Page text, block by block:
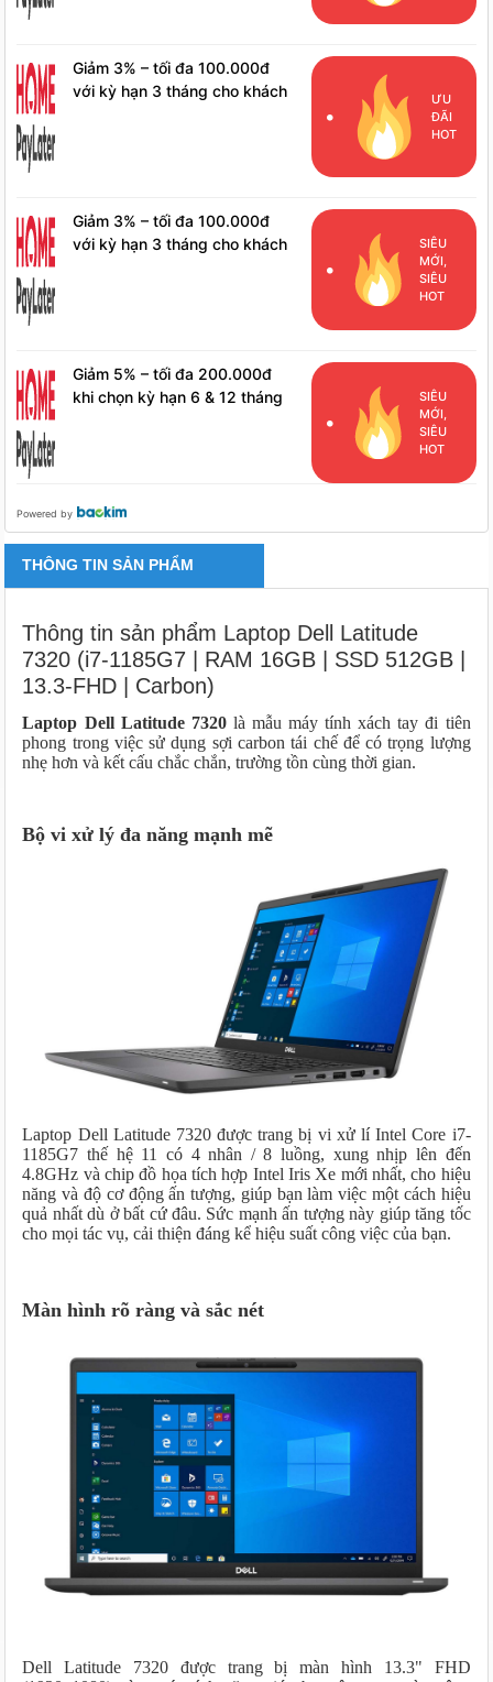
Giảm 3% – tối đa 100.000đ
với kỳ hạn 3 tháng cho khách
ƯU
ĐÃI
HOT
Giảm 3% – tối đa 100.000đ
với kỳ hạn 3 tháng cho khách
SIÊU
MỚI,
SIÊU
HOT
Giảm 5% – tối đa 200.000đ
khi chọn kỳ hạn 6 & 12 tháng
SIÊU
MỚI,
SIÊU
HOT
Powered by
THÔNG TIN SẢN PHẨM
Thông tin sản phẩm Laptop Dell Latitude
7320 (i7-1185G7 | RAM 16GB | SSD 512GB |
13.3-FHD | Carbon)
Laptop Dell Latitude 7320là mẫu máy tính xách tayđi tiên
phong trong việc sử dụng sợi carbon tái chế để có trọng lượng
nhẹ hơn và kết cấu chắc chắn, trường tồn cùng thời gian.
Bộ vi xử lý đa năng mạnh mẽ
Laptop Dell Latitude 7320 được trang bị vi xử lí Intel Core i7-
1185G7 thế hệ 11 có 4 nhân / 8 luồng, xung nhịp lên đến
4.8GHz và chip đồ họa tích hợp Intel Iris Xe mới nhất, cho hiệu
năng và độ cơ động ấn tượng, giúp bạn làm việc một cách hiệu
quả nhất dù ở bất cứ đâu. Sức mạnh ấn tượng này giúp tăng tốc
cho mọi tác vụ, cải thiện đáng kể hiệu suất công việc của bạn.
Màn hình rõ ràng và sắc nét
Dell Latitude 7320 được trang bị màn hình 13.3" FHD